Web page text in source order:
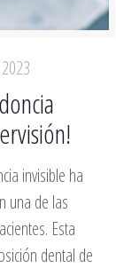
invisible ha
una de las
Esta
dental de